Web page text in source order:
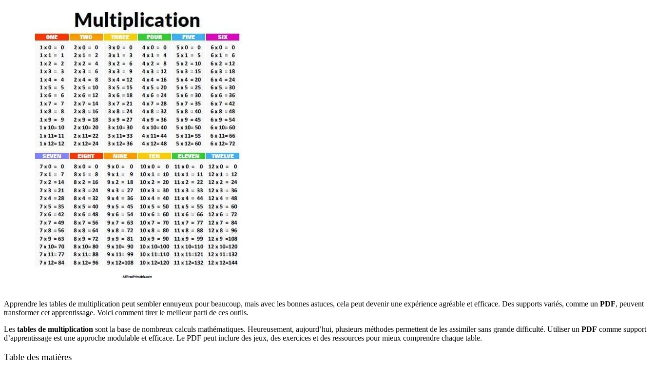
Apprendre les tables de multiplication peut sembler ennuyeux pour beaucoup, mais avec les bonnes astuces, cela peut devenir une expérience agréable et efficace. Des supports variés, comme un PDF, peuvent
transformer cet apprentissage. Voici comment tirer le meilleur parti de ces outils.
Les tables de multiplication sont la base de nombreux calculs mathématiques. Heureusement, aujourd’hui, plusieurs méthodes permettent de les assimiler sans grande difficulté. Utiliser un PDF comme support
d’apprentissage est une approche modulable et efficace. Le PDF peut inclure des jeux, des exercices et des ressources pour mieux comprendre chaque table.
Table des matières